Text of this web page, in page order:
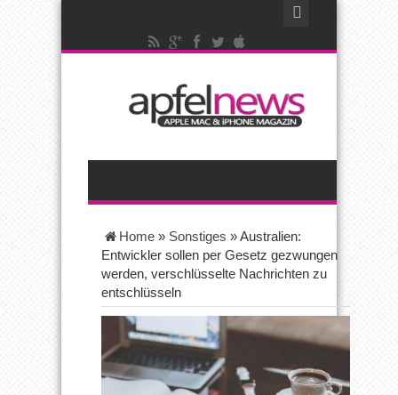
Home » Sonstiges »Australien:
Entwickler sollen per Gesetz gezwungen
werden, verschlüsselte Nachrichten zu
entschlüsseln